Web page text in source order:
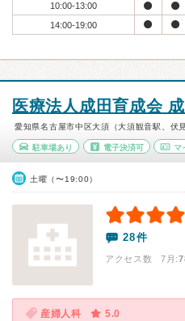
10:00-13:00
14:00-19:00
医療法人成田育成会
愛知県名古屋市中区大須（大須観音駅、伏
駐車場あり 電子決済可 マ
土曜（〜19:00）
28件
アクセス数 7月:
産婦人科 5.0